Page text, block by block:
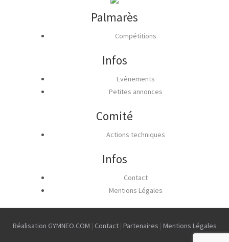
Palmarès
Compétitions
Infos
Evènements
Petites annonces
Comité
Actions techniques
Infos
Contact
Mentions Légales
Réalisation GYMNEO.COM | Contact | Partenaires | Mentions Légales